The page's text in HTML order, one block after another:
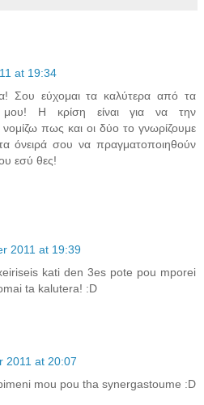
at 19:34
Σου εύχομαι τα καλύτερα από τα
μου! Η κρίση είναι για να την
νομίζω πως και οι δύο το γνωρίζουμε
όνειρά σου να πραγματοποιηθούν
εσύ θες!
2011 at 19:39
kati den 3es pote pou mporei
ta kalutera! :D
2011 at 20:07
mou pou tha synergastoume :D